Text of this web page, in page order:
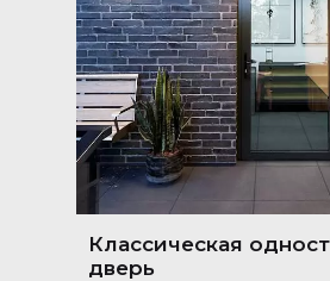
Классическая
дверь